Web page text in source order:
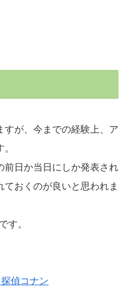
すが、今までの経験上、ア
前日か当日にしか発表され
おくのが良いと思われま
す。
偵コナン